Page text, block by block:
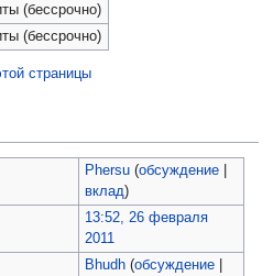
(бессрочно)
(бессрочно)
страницы
Phersu (обсуждение
вклад)
13:52, 26 февраля
2011
Bhudh (обсуждение